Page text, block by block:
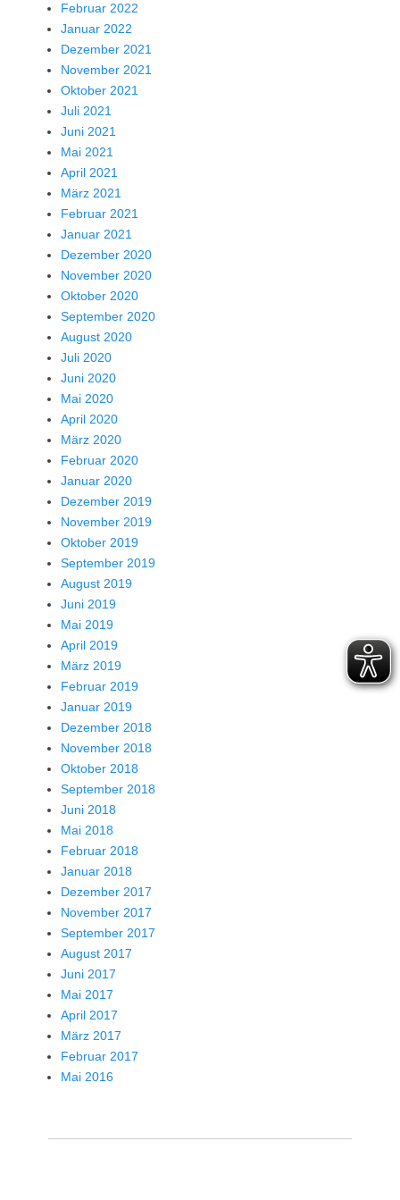
Februar 2022
Januar 2022
Dezember 2021
November 2021
Oktober 2021
Juli 2021
Juni 2021
Mai 2021
April 2021
März 2021
Februar 2021
Januar 2021
Dezember 2020
November 2020
Oktober 2020
September 2020
August 2020
Juli 2020
Juni 2020
Mai 2020
April 2020
März 2020
Februar 2020
Januar 2020
Dezember 2019
November 2019
Oktober 2019
September 2019
August 2019
Juni 2019
Mai 2019
April 2019
März 2019
Februar 2019
Januar 2019
Dezember 2018
November 2018
Oktober 2018
September 2018
Juni 2018
Mai 2018
Februar 2018
Januar 2018
Dezember 2017
November 2017
September 2017
August 2017
Juni 2017
Mai 2017
April 2017
März 2017
Februar 2017
Mai 2016